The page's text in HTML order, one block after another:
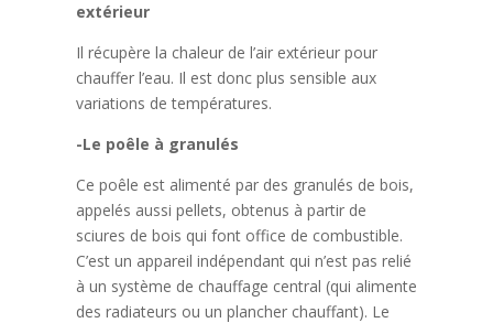
extérieur
Il récupère la chaleur de l’air extérieur pour
chauffer l’eau. Il est donc plus sensible aux
variations de températures.
-Le poêle à granulés
Ce poêle est alimenté par des granulés de bois,
appelés aussi pellets, obtenus à partir de
sciures de bois qui font office de combustible.
C’est un appareil indépendant qui n’est pas relié
à un système de chauffage central (qui alimente
des radiateurs ou un plancher chauffant). Le